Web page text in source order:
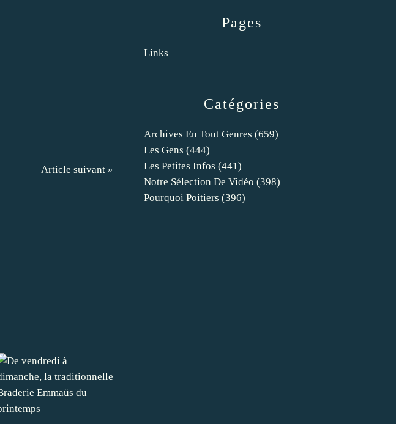
Article suivant »
Catégories
Archives En Tout Genres (659)
Les Gens (444)
Les Petites Infos (441)
Notre Sélection De Vidéo (398)
Pourquoi Poitiers (396)
Pages
Links